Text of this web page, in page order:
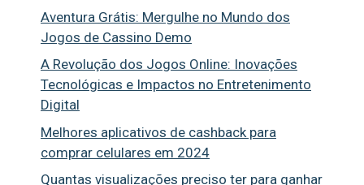
Aventura Grátis: Mergulhe no Mundo dos
Jogos de Cassino Demo
A Revolução dos Jogos Online: Inovações
Tecnológicas e Impactos no Entretenimento
Digital
Melhores aplicativos de cashback para
comprar celulares em 2024
Quantas visualizações preciso ter para ganhar